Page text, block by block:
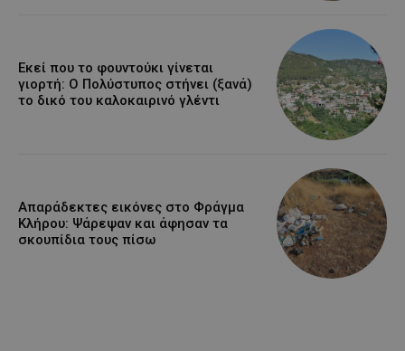
Εκεί που το φουντούκι γίνεται
γιορτή: Ο Πολύστυπος στήνει (ξανά)
το δικό του καλοκαιρινό γλέντι
Απαράδεκτες εικόνες στο Φράγμα
Κλήρου: Ψάρεψαν και άφησαν τα
σκουπίδια τους πίσω